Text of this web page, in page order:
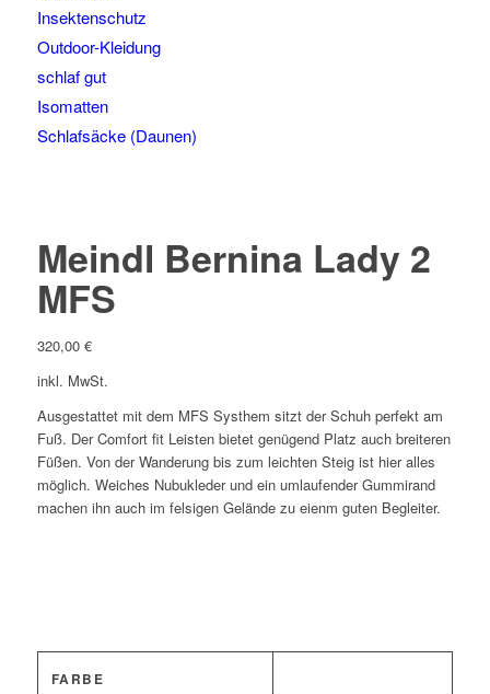
Insektenschutz
Outdoor-Kleidung
schlaf gut
Isomatten
Schlafsäcke (Daunen)
Meindl Bernina Lady 2
MFS
320,00 €
inkl. MwSt.
Ausgestattet mit dem MFS Systhem sitzt der Schuh perfekt am
Fuß. Der Comfort fit Leisten bietet genügend Platz auch breiteren
Füßen. Von der Wanderung bis zum leichten Steig ist hier alles
möglich. Weiches Nubukleder und ein umlaufender Gummirand
machen ihn auch im felsigen Gelände zu eienm guten Begleiter.
FARBE